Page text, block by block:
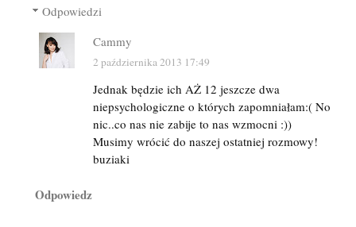
Odpowiedzi
Cammy
2 października 2013 17:49
Jednak będzie ich AŻ 12 jeszcze dwa
niepsychologiczne o których zapomniałam:( No
nic..co nas nie zabije to nas wzmocni :))
Musimy wrócić do naszej ostatniej rozmowy!
buziaki
Odpowiedz